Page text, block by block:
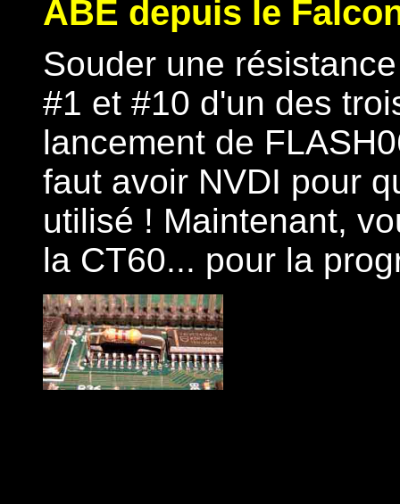
ABE depuis le
Souder une
#1 et #10 d'un des
lancement de
faut avoir NVDI pour
utilisé ! Maintenant,
la CT60... pour la